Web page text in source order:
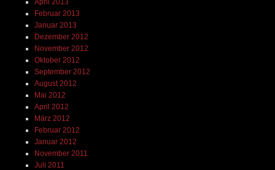
April 2013
Februar 2013
Januar 2013
Dezember 2012
November 2012
Oktober 2012
September 2012
August 2012
Mai 2012
April 2012
März 2012
Februar 2012
Januar 2012
November 2011
Juli 2011